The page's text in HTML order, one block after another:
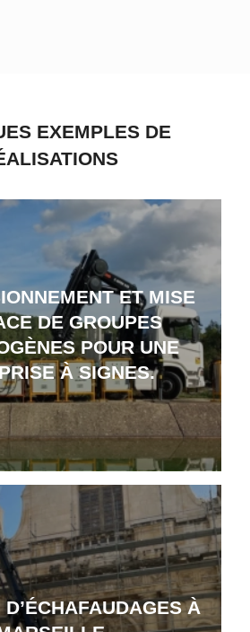
EXEMPLES DE
ET MISE
DE GROUPES
POUR UNE
À SIGNES.
À